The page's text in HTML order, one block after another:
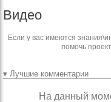
Видео
Если у вас имеются
помочь
▾ Лучшие комментарии
На данный